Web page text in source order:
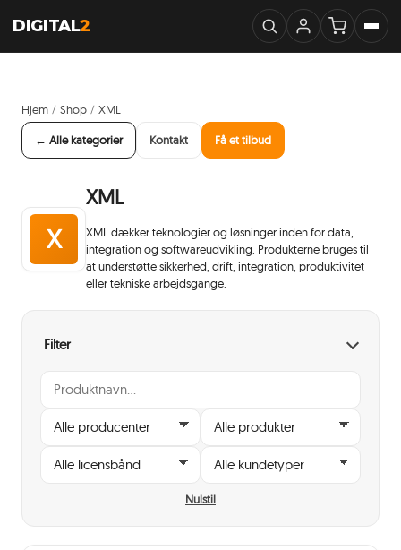
DIGITAL2
Hjem / Shop / XML
← Alle kategorier Kontakt Få et tilbud
X
XML
XML dækker teknologier og løsninger inden for data,
integration og softwareudvikling. Produkterne bruges til
at understøtte sikkerhed, drift, integration, produktivitet
eller tekniske arbejdsgange.
Filter
Nulstil